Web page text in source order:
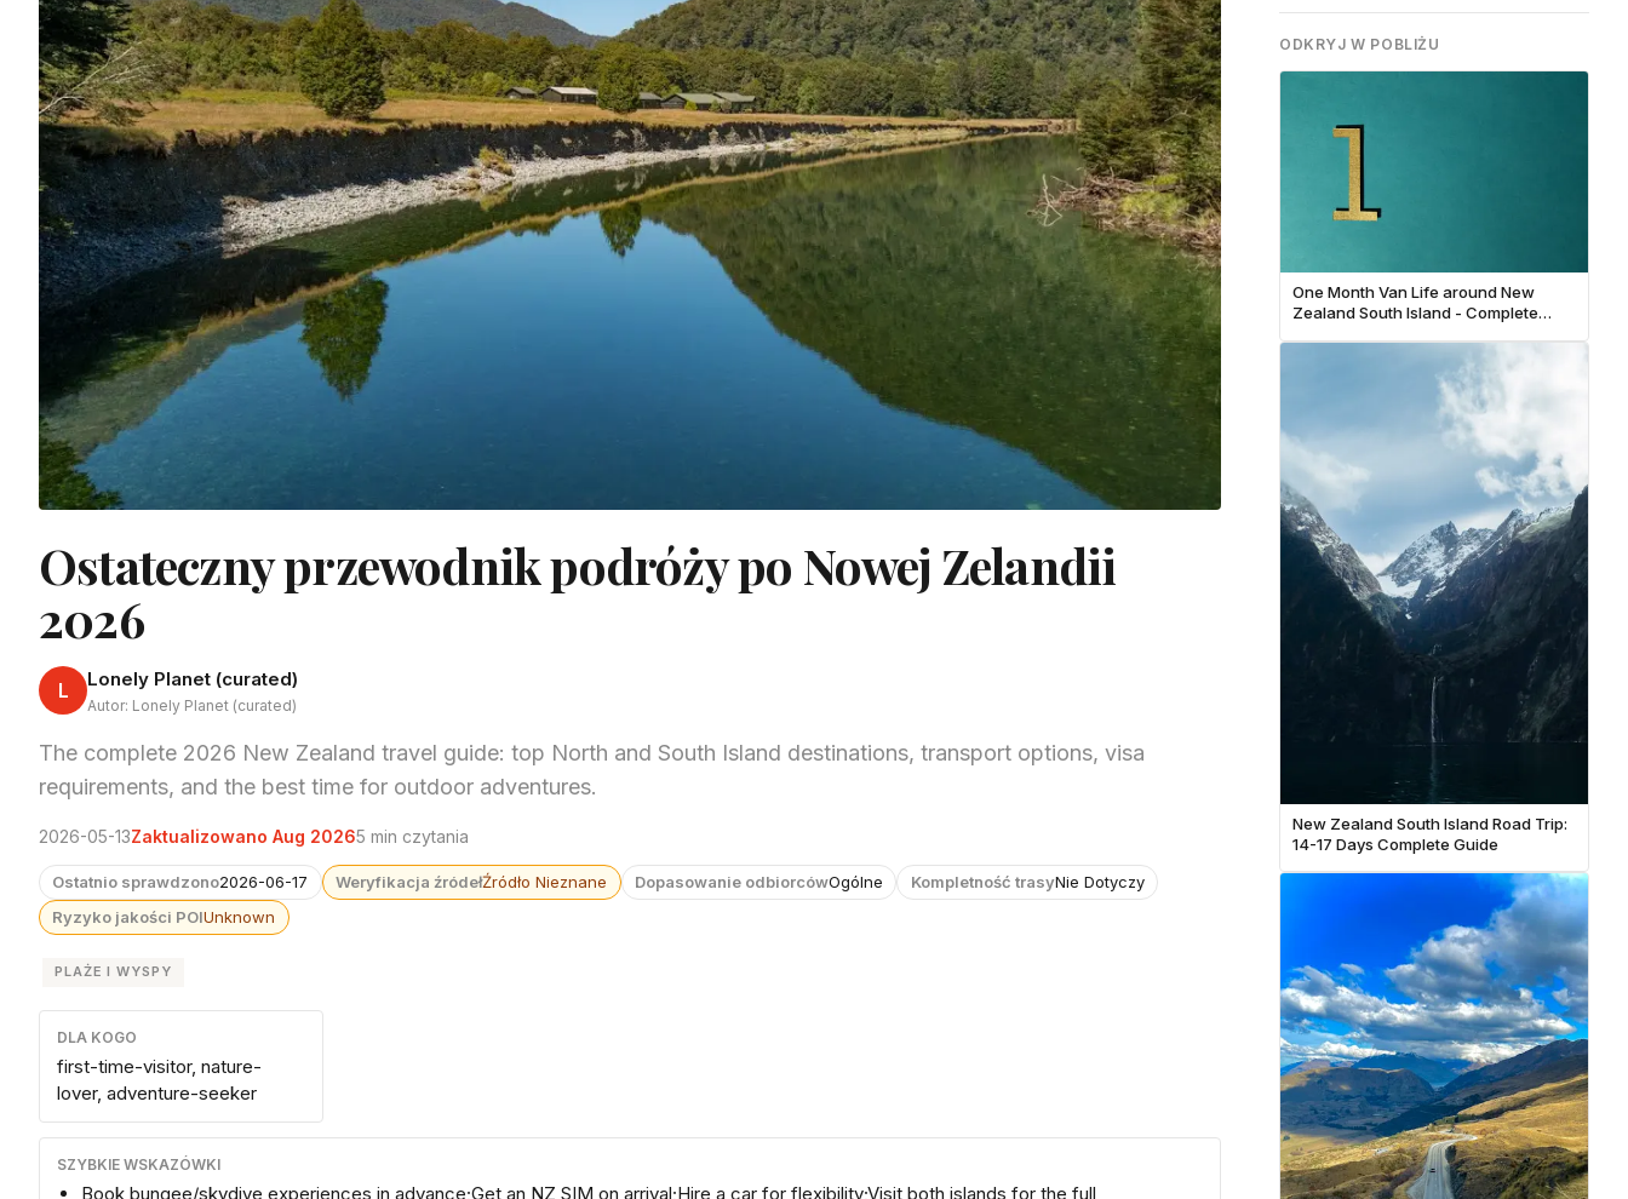
Ostateczny przewodnik podróży po Nowej Zelandii
2026
L Lonely Planet (curated)
Autor: Lonely Planet (curated)
The complete 2026 New Zealand travel guide: top North and South Island destinations, transport options, visa
requirements, and the best time for outdoor adventures.
2026-05-13Zaktualizowano Aug 20265 min czytania
Ostatnio sprawdzono2026-06-17 Weryfikacja źródełŹródło Nieznane Dopasowanie odbiorcówOgólne Kompletność trasyNie Dotyczy
Ryzyko jakości POIUnknown
PLAŻE I WYSPY
DLA KOGO
first-time-visitor, nature-
lover, adventure-seeker
SZYBKIE WSKAZÓWKI
Book bungee/skydive experiences in advance;Get an NZ SIM on arrival;Hire a car for flexibility;Visit both islands for the full
ODKRYJ W POBLIŻU
One Month Van Life around New
Zealand South Island - Complete
New Zealand South Island Road Trip:
14-17 Days Complete Guide